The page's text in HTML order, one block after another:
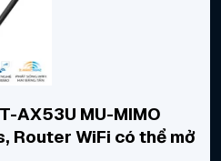
AX53U MU-MIMO
Router WiFi có thể mở